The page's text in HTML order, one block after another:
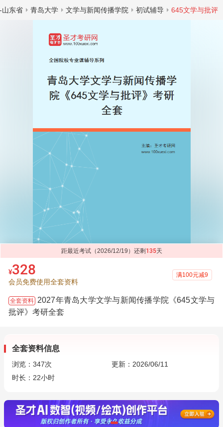
山东省 青岛大学 文学与新闻传播学院 初试辅导 645文学与批评
距最近考试（2026/12/19）还剩 135天
¥328
会员免费使用全套资料
满100元减9
全套资料 2027年青岛大学文学与新闻传播学院《645文学与
批评》考研全套
全套资料信息
浏览： 347次
更新：2026/06/11
时长：22小时